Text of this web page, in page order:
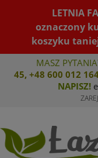
LETNIA
oznaczony
koszyku
MASZ
45, +48 600 012
NAPISZ!